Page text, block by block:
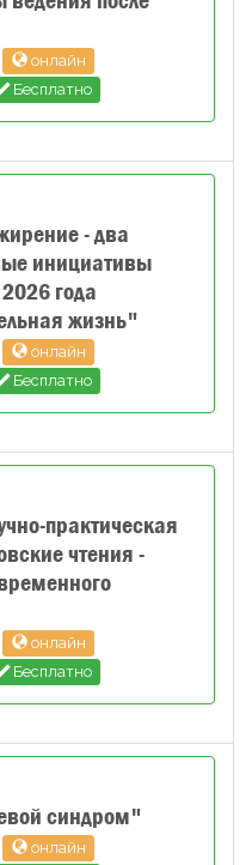
онлайн
Бесплатно
- два
инициативы
года
жизнь"
онлайн
Бесплатно
практическая
чтения -
онлайн
Бесплатно
синдром"
онлайн